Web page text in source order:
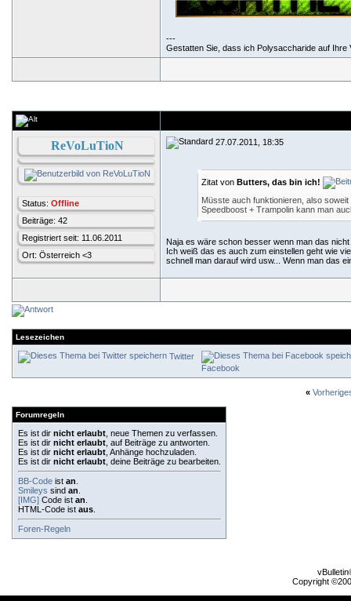
---
Gestatten Sie, dass ich Polysaccharide auf Ihre
ReVoLuTioN
Status: Offline
Beiträge: 42
Registriert seit: 11.06.2011
Ort: Österreich <3
27.07.2011, 18:35
Zitat von Butters, das bin ich!
Müsste auch funktionieren, also
Speedboost + Trampolin kann man
Naja es wäre schon besser wenn man das
Ich weiß das es auch zum einstellen geht wie
schnell man darauf wird usw... Wenn man das
Lesezeichen
Twitter
Facebook
«
Forumregeln
Es ist dir nicht erlaubt , neue Themen zu verfassen.
Es ist dir nicht erlaubt , auf Beiträge zu antworten.
Es ist dir nicht erlaubt , Anhänge hochzuladen.
Es ist dir nicht erlaubt , deine Beiträge zu bearbeiten.
BB-Code ist an
Smileys sind an
[IMG] Code ist an
HTML-Code ist aus
Foren-Regeln
Copyright